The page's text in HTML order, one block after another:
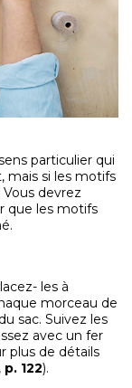
particulier qui
mais si les motifs
devrez
que les motifs
les à
morceau de
sac. Suivez les
avec un fer
plus de détails
p. 122).